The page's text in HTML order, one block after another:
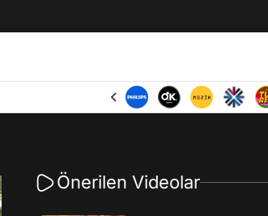
Önerilen Videolar